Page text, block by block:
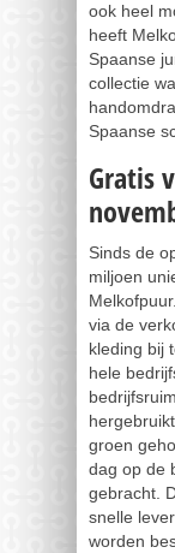
ook heel
heeft
Spaanse
collectie
Spaanse
Gratis
Sinds de
miljoen
via de
kleding bij
hele
groen
dag op de
gebracht.
snelle
worden